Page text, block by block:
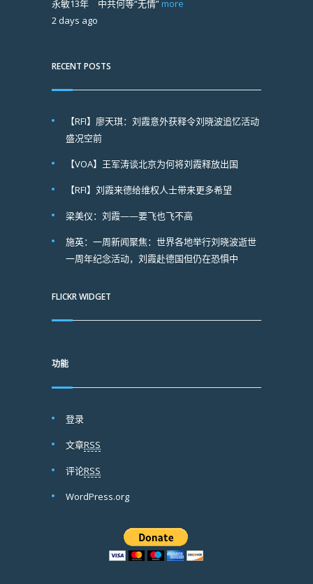
永敏13年 中共何等“无情” more
2 days ago
RECENT POSTS
【RFI】廖天琪：刘霞意外获释令刘晓波追忆活动
盛况空前
【VOA】王军涛谈北京为何将刘霞释放出国
【RFI】刘霞来德给维权人士带来更多希望
梁美仪：刘霞——要飞也飞不高
施英：一周新闻聚焦：世界各地举行刘晓波逝世
一周年纪念活动，刘霞赴德国但仍在恐惧中
FLICKR WIDGET
功能
登录
文章RSS
评论RSS
WordPress.org